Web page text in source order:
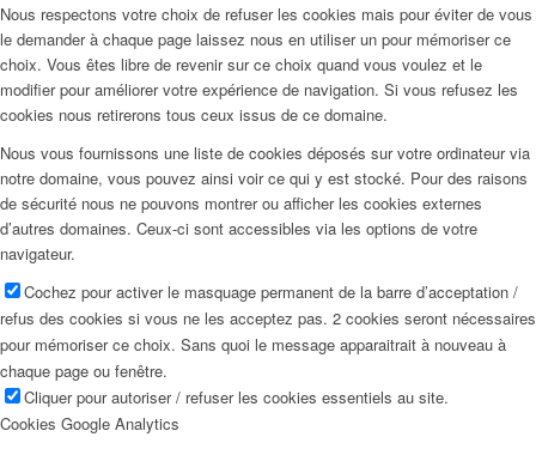
Nous respectons votre choix de refuser les cookies mais pour éviter de vous
le demander à chaque page laissez nous en utiliser un pour mémoriser ce
choix. Vous êtes libre de revenir sur ce choix quand vous voulez et le
modifier pour améliorer votre expérience de navigation. Si vous refusez les
cookies nous retirerons tous ceux issus de ce domaine.
Nous vous fournissons une liste de cookies déposés sur votre ordinateur via
notre domaine, vous pouvez ainsi voir ce qui y est stocké. Pour des raisons
de sécurité nous ne pouvons montrer ou afficher les cookies externes
d’autres domaines. Ceux-ci sont accessibles via les options de votre
navigateur.
Cochez pour activer le masquage permanent de la barre d’acceptation /
refus des cookies si vous ne les acceptez pas. 2 cookies seront nécessaires
pour mémoriser ce choix. Sans quoi le message apparaitrait à nouveau à
chaque page ou fenêtre.
Cliquer pour autoriser / refuser les cookies essentiels au site.
Cookies Google Analytics